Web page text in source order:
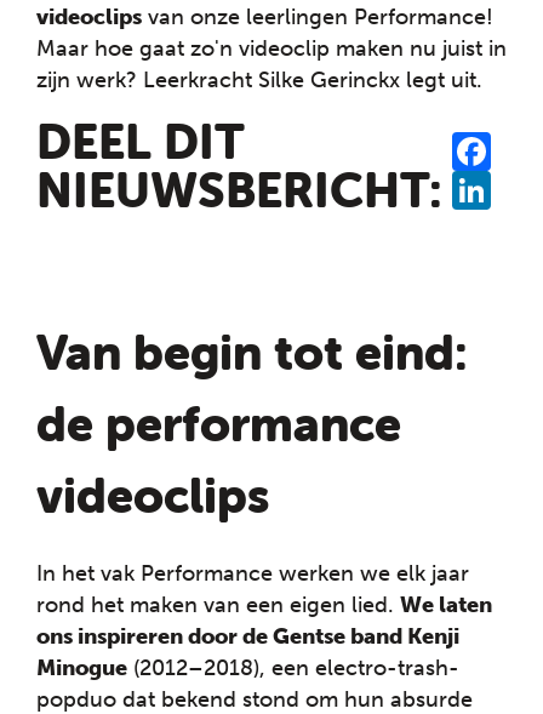
videoclips van onze leerlingen Performance!
Maar hoe gaat zo'n videoclip maken nu juist in
zijn werk? Leerkracht Silke Gerinckx legt uit.
DEEL DIT
NIEUWSBERICHT:
Van begin tot eind:
de performance
videoclips
In het vak Performance werken we elk jaar
rond het maken van een eigen lied. We laten
ons inspireren door de Gentse band Kenji
Minogue (2012–2018), een electro-trash-
popduo dat bekend stond om hun absurde